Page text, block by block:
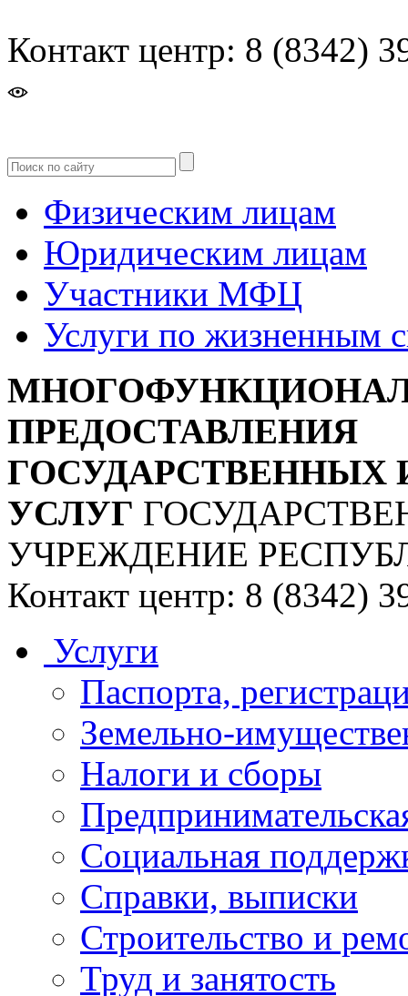
Контакт центр: 8 (8342)
Физическим лицам
Юридическим лицам
Участники МФЦ
Услуги по жизненным
ПРЕДОСТАВЛЕНИЯ
УСЛУГ
УЧРЕЖДЕНИЕ
Контакт центр: 8 (8342)
Услуги
Паспорта,
Земельно-
Налоги и сборы
Социальная
Справки, выписки
Строительство и
Труд и занятость